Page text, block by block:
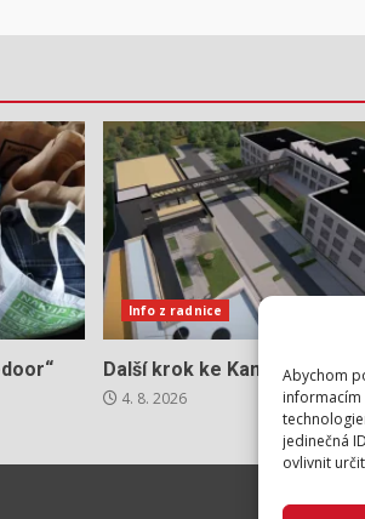
Abychom
informacím
jedinečná
ovlivnit
Info z radnice
Další krok ke Kampusu
4. 8. 2026